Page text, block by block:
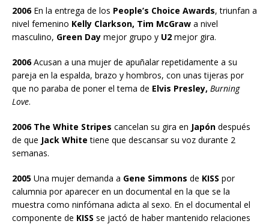
2006En la entrega de los People’s Choice Awards, triunfan a
nivel femenino Kelly Clarkson, Tim McGraw a nivel
masculino, Green Day mejor grupo y U2 mejor gira.
2006Acusan a una mujer de apuñalar repetidamente a su
pareja en la espalda, brazo y hombros, con unas tijeras por
que no paraba de poner el tema de Elvis Presley, Burning
Love.
2006 The White Stripes cancelan su gira en Japón después
de que Jack White tiene que descansar su voz durante 2
semanas.
2005 Una mujer demanda a Gene Simmons de KISS por
calumnia por aparecer en un documental en la que se la
muestra como ninfómana adicta al sexo. En el documental el
componente de KISS se jactó de haber mantenido relaciones